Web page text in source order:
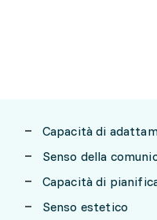
Capacità di
Senso della
Capacità di
Senso estetico